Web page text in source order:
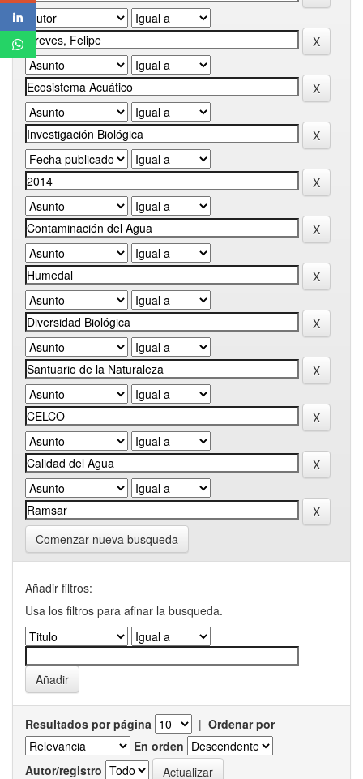
Comenzar nueva busqueda
Añadir filtros:
Usa los filtros para afinar la busqueda.
Resultados por página | Ordenar por
En orden
Autor/registro